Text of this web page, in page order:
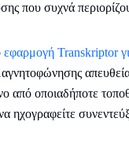
που συχνά
εφαρμογή Transkriptor
από οποιαδήποτε
ηχογραφείτε